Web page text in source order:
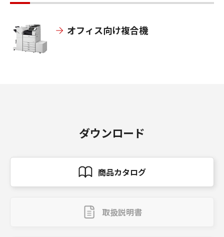
オフィス向け複合機
ダウンロード
商品カタログ
取扱説明書